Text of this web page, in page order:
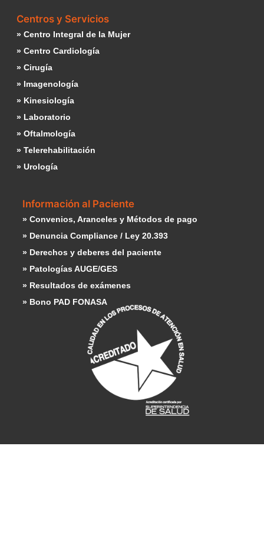
Centros y Servicios
» Centro Integral de la Mujer
» Centro Cardiología
» Cirugía
» Imagenología
» Kinesiología
» Laboratorio
» Oftalmología
» Telerehabilitación
» Urología
Información al Paciente
» Convenios, Aranceles y Métodos de pago
» Denuncia Compliance / Ley 20.393
» Derechos y deberes del paciente
» Patologías AUGE/GES
» Resultados de exámenes
» Bono PAD FONASA